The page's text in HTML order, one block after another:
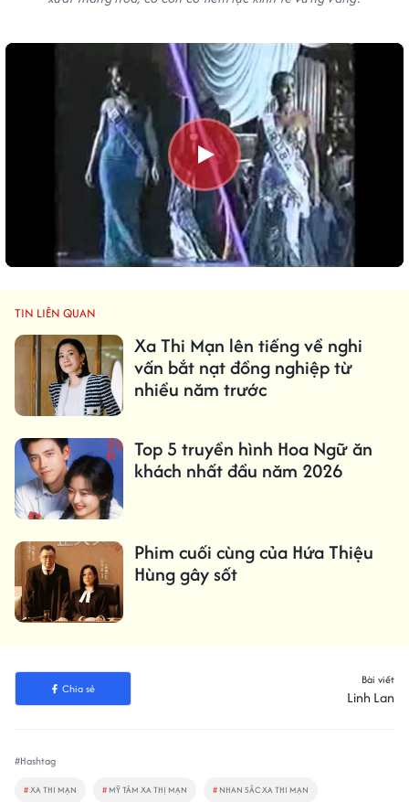
TIN LIÊN QUAN
Xa Thi Mạn lên tiếng về nghi
vấn bắt nạt đồng nghiệp từ
nhiều năm trước
Top 5 truyền hình Hoa Ngữ ăn
khách nhất đầu năm 2026
Phim cuối cùng của Hứa Thiệu
Hùng gây sốt
Chia sẻ
Bài viết
Linh Lan
#Hashtag
#XA THI MẠN # MỸ TÂM XA THỊ MẠN # NHAN SẮC XA THI MẠN